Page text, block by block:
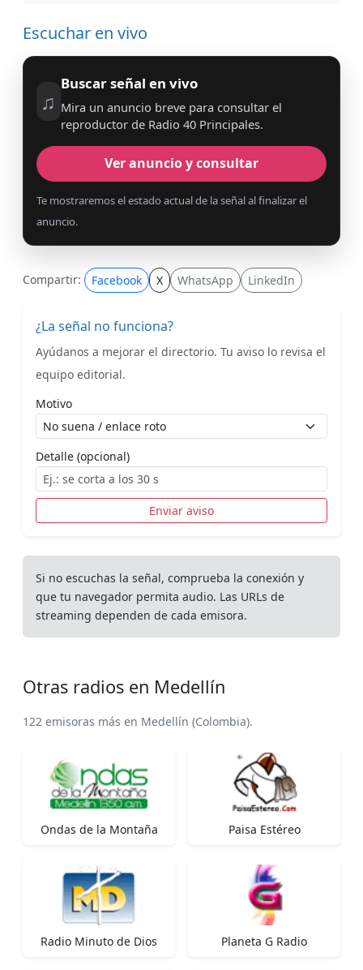
Escuchar en vivo
♫
Buscar señal en vivo
Mira un anuncio breve para consultar el
reproductor de Radio 40 Principales.
Ver anuncio y consultar
Te mostraremos el estado actual de la señal al finalizar el
anuncio.
Compartir: Facebook X WhatsApp LinkedIn
¿La señal no funciona?
Ayúdanos a mejorar el directorio. Tu aviso lo revisa el
equipo editorial.
Motivo
Detalle (opcional)
Enviar aviso
Si no escuchas la señal, comprueba la conexión y
que tu navegador permita audio. Las URLs de
streaming dependen de cada emisora.
Otras radios en Medellín
122 emisoras más en Medellín (Colombia).
Ondas de la Montaña Paisa Estéreo
Radio Minuto de Dios Planeta G Radio